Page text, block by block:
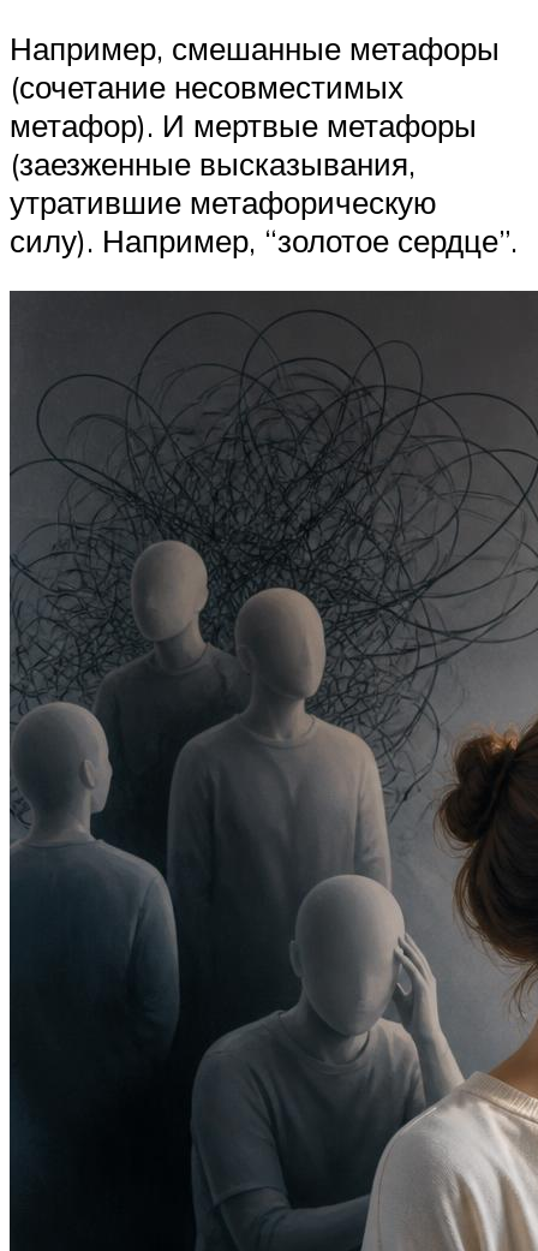
Например, смешанные метафоры
(сочетание несовместимых
метафор). И мертвые метафоры
(заезженные высказывания,
утратившие метафорическую
силу). Например, “золотое сердце”.